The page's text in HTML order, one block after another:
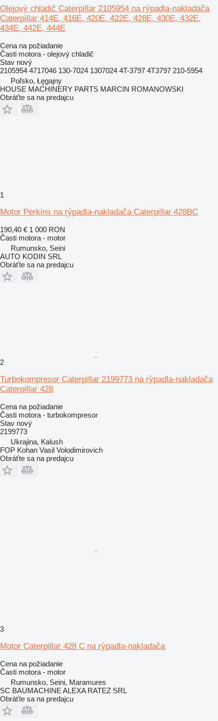
Olejový chladič Caterpillar 2105954 na rýpadla-nakladača
Caterpillar 414E, 416E, 420E, 422E, 428E, 430E, 432E,
434E, 442E, 444E
Cena na požiadanie
Časti motora - olejový chladič
Stav nový
2105954 4717046 130-7024 1307024 4T-3797 4T3797 210-5954
Poľsko, Łęgajny
HOUSE MACHINERY PARTS MARCIN ROMANOWSKI
Obráťte sa na predajcu
1
Motor Perkins na rýpadla-nakladača Caterpillar 428BC
190,40 € 1 000 RON
Časti motora - motor
Rumunsko, Seini
AUTO KODIN SRL
Obráťte sa na predajcu
2
Turbokompresor Caterpillar 2199773 na rýpadla-nakladača
Caterpillar 428
Cena na požiadanie
Časti motora - turbokompresor
Stav nový
2199773
Ukrajina, Kalush
FOP Kohan Vasil Volodimirovich
Obráťte sa na predajcu
3
Motor Caterpillar 428 C na rýpadla-nakladača
Cena na požiadanie
Časti motora - motor
Rumunsko, Seini, Maramures
SC BAUMACHINE ALEXA RATEZ SRL
Obráťte sa na predajcu